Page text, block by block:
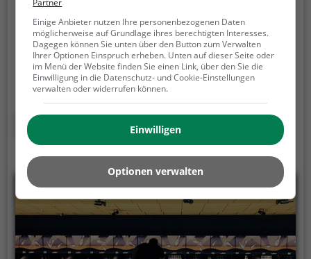
Try To Escape ist die perfekte Freizeitaktivität für
alle, die gerne Rätseln. Der Escape Room in Renens
VD kombiniert Kreativität, Geschick und Logisches
Denken. Nur wer alle Rätsel löst verlässt den Raum
als Sieger, aber Achtung: nur als Team könnt ihr
gewinnen. Im Escape Room ist für Einzelkämpfer
kein Platz. Nur wer als Gruppe zusammenarbeitet
und seine Fähigkeiten kombiniert kann das Rätsel
lösen.
Mehr erfahren
Einige Anbieter nutzen Ihre personenbezogenen Daten
möglicherweise auf Grundlage ihres berechtigten Interesses.
Dagegen können Sie unten über den Button zum Verwalten
Ihrer Optionen Einspruch erheben. Unten auf dieser Seite oder
im Menü der Website finden Sie einen Link, über den Sie die
Einwilligung in die Datenschutz- und Cookie-Einstellungen
verwalten oder widerrufen können.
Einwilligen
Optionen verwalten